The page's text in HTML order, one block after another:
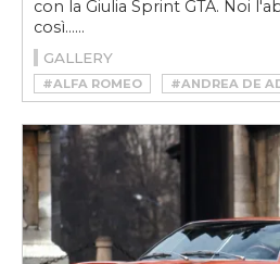
con la Giulia Sprint GTA. Noi
così......
GALLERY
#ALFA ROMEO #ANDREA DE